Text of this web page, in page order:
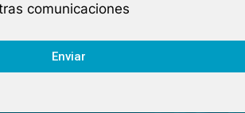
comunicaciones
Enviar